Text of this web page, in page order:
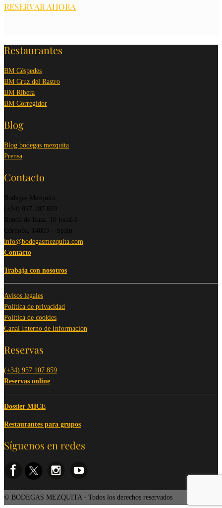
RESERVAR AHORA
Restaurantes
BM Céspedes
BM Cruz del Rastro
BM Ribera
BM Corregidor
Blog
Blog bodegas mezquita
Prensa
Contacto
Bodegas Mezquita
(+34) 957 107 859
Ronda de Isasa, 10 local-8
Córdoba, 14003 – Spain
info@bodegasmezquita.com
Contacto
Trabaja con nosotros
Avisos legales
Política de privacidad
Política de cookies
Canal Interno de Información
Reservas
(+34) 957 107 859
Reservas online
Dossier MICE
Restaurantes para grupos
Síguenos en redes
© BODEGAS MEZQUITA - Todos los derechos reservados